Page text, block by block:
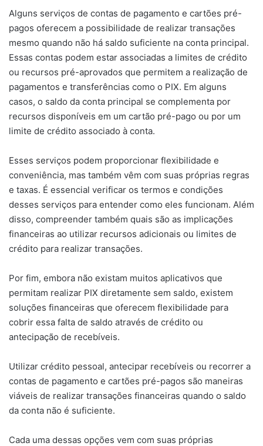
Alguns serviços de contas de pagamento e cartões pré-
pagos oferecem a possibilidade de realizar transações
mesmo quando não há saldo suficiente na conta principal.
Essas contas podem estar associadas a limites de crédito
ou recursos pré-aprovados que permitem a realização de
pagamentos e transferências como o PIX. Em alguns
casos, o saldo da conta principal se complementa por
recursos disponíveis em um cartão pré-pago ou por um
limite de crédito associado à conta.
Esses serviços podem proporcionar flexibilidade e
conveniência, mas também vêm com suas próprias regras
e taxas. É essencial verificar os termos e condições
desses serviços para entender como eles funcionam. Além
disso, compreender também quais são as implicações
financeiras ao utilizar recursos adicionais ou limites de
crédito para realizar transações.
Por fim, embora não existam muitos aplicativos que
permitam realizar PIX diretamente sem saldo, existem
soluções financeiras que oferecem flexibilidade para
cobrir essa falta de saldo através de crédito ou
antecipação de recebíveis.
Utilizar crédito pessoal, antecipar recebíveis ou recorrer a
contas de pagamento e cartões pré-pagos são maneiras
viáveis de realizar transações financeiras quando o saldo
da conta não é suficiente.
Cada uma dessas opções vem com suas próprias